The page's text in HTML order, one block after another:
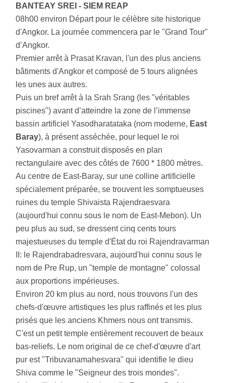
BANTEAY SREI - SIEM REAP
08h00 environ Départ pour le célèbre site historique
d'Angkor. La journée commencera par le "Grand Tour"
d’Angkor.
Premier arrêt à Prasat Kravan, l'un des plus anciens
bâtiments d'Angkor et composé de 5 tours alignées
les unes aux autres.
Puis un bref arrêt à la Srah Srang (les "véritables
piscines") avant d’atteindre la zone de l’immense
bassin artificiel Yasodharatataka (nom moderne, East
Baray), à présent asséchée, pour lequel le roi
Yasovarman a construit disposés en plan
rectangulaire avec des côtés de 7600 * 1800 mètres.
Au centre de East-Baray, sur une colline artificielle
spécialement préparée, se trouvent les somptueuses
ruines du temple Shivaista Rajendraesvara
(aujourd'hui connu sous le nom de East-Mebon). Un
peu plus au sud, se dressent cinq cents tours
majestueuses du temple d'État du roi Rajendravarman
II: le Rajendrabadresvara, aujourd'hui connu sous le
nom de Pre Rup, un "temple de montagne" colossal
aux proportions impérieuses.
Environ 20 km plus au nord, nous trouvons l'un des
chefs-d'œuvre artistiques les plus raffinés et les plus
prisés que les anciens Khmers nous ont transmis.
C'est un petit temple entièrement recouvert de beaux
bas-reliefs. Le nom original de ce chef-d'œuvre d'art
pur est "Tribuvanamahesvara" qui identifie le dieu
Shiva comme le "Seigneur des trois mondes".